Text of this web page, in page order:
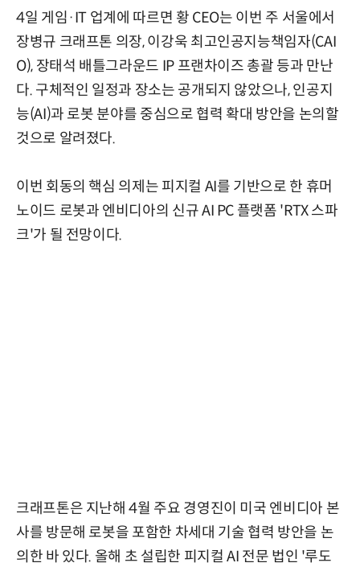
4일 게임·IT 업계에 따르면 황 CEO는 이번 주 서울에서
장병규 크래프톤 의장, 이강욱 최고인공지능책임자(CAI
O), 장태석 배틀그라운드 IP 프랜차이즈 총괄 등과 만난
다. 구체적인 일정과 장소는 공개되지 않았으나, 인공지
능(AI)과 로봇 분야를 중심으로 협력 확대 방안을 논의할
것으로 알려졌다.
이번 회동의 핵심 의제는 피지컬 AI를 기반으로 한 휴머
노이드 로봇과 엔비디아의 신규 AI PC 플랫폼 'RTX 스파
크'가 될 전망이다.
크래프톤은 지난해 4월 주요 경영진이 미국 엔비디아 본
사를 방문해 로봇을 포함한 차세대 기술 협력 방안을 논
의한 바 있다. 올해 초 설립한 피지컬 AI 전문 법인 '루도